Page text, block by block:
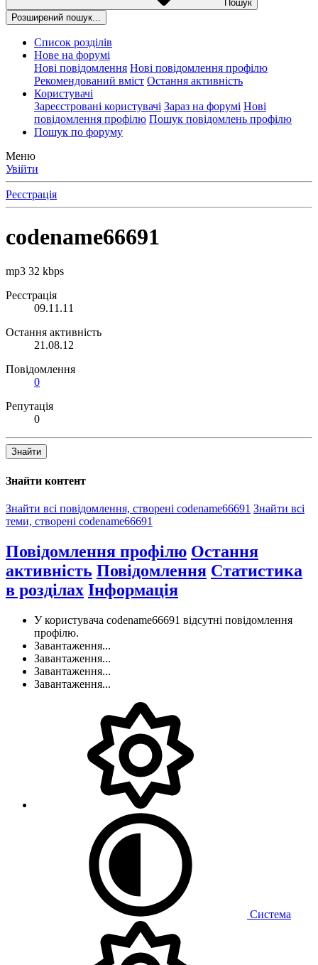
Пошук
Розширений пошук...
Список розділів
Нове на форумі
Нові повідомлення Нові повідомлення профілю
Рекомендований вміст Остання активність
Користувачі
Зареєстровані користувачі Зараз на форумі Нові
повідомлення профілю Пошук повідомлень профілю
Пошук по форуму
Меню
Увійти
Реєстрація
codename66691
mp3 32 kbps
Реєстрація
09.11.11
Остання активність
21.08.12
Повідомлення
0
Репутація
0
Знайти
Знайти контент
Знайти всі повідомлення, створені codename66691 Знайти всі
теми, створені codename66691
Повідомлення профілю Остання
активність Повідомлення Статистика
в розділах Інформація
У користувача codename66691 відсутні повідомлення
профілю.
Завантаження...
Завантаження...
Завантаження...
Завантаження...
Система